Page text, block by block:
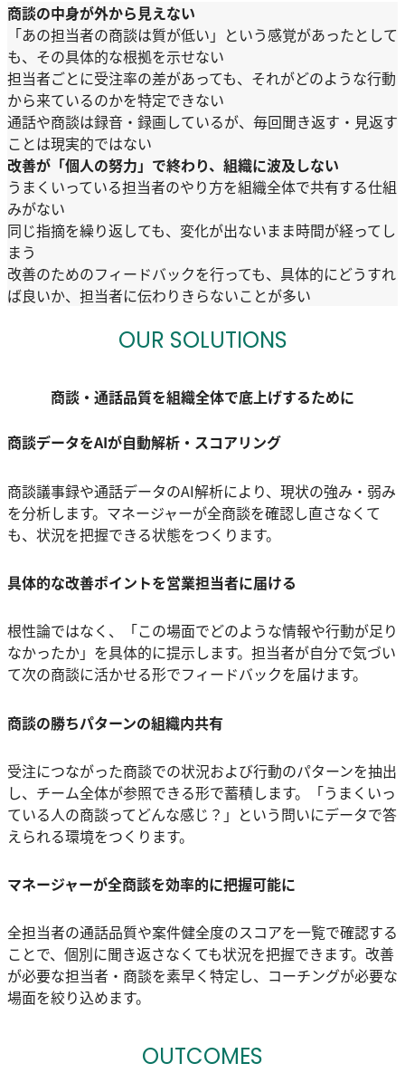
商談の中身が外から見えない
「あの担当者の商談は質が低い」という感覚があったとして
も、その具体的な根拠を示せない
担当者ごとに受注率の差があっても、それがどのような行動
から来ているのかを特定できない
通話や商談は録音・録画しているが、毎回聞き返す・見返す
ことは現実的ではない
改善が「個人の努力」で終わり、組織に波及しない
うまくいっている担当者のやり方を組織全体で共有する仕組
みがない
同じ指摘を繰り返しても、変化が出ないまま時間が経ってし
まう
改善のためのフィードバックを行っても、具体的にどうすれ
ば良いか、担当者に伝わりきらないことが多い
OUR SOLUTIONS
商談・通話品質を組織全体で底上げするために
商談データをAIが自動解析・スコアリング
商談議事録や通話データのAI解析により、現状の強み・弱み
を分析します。マネージャーが全商談を確認し直さなくて
も、状況を把握できる状態をつくります。
具体的な改善ポイントを営業担当者に届ける
根性論ではなく、「この場面でどのような情報や行動が足り
なかったか」を具体的に提示します。担当者が自分で気づい
て次の商談に活かせる形でフィードバックを届けます。
商談の勝ちパターンの組織内共有
受注につながった商談での状況および行動のパターンを抽出
し、チーム全体が参照できる形で蓄積します。「うまくいっ
ている人の商談ってどんな感じ？」という問いにデータで答
えられる環境をつくります。
マネージャーが全商談を効率的に把握可能に
全担当者の通話品質や案件健全度のスコアを一覧で確認する
ことで、個別に聞き返さなくても状況を把握できます。改善
が必要な担当者・商談を素早く特定し、コーチングが必要な
場面を絞り込めます。
OUTCOMES